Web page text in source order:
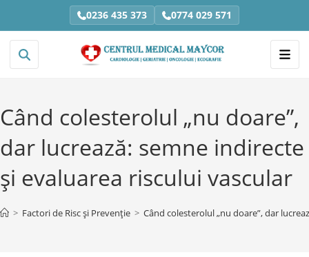
0236 435 373 0774 029 571
Când colesterolul „nu doare”,
dar lucrează: semne indirecte
și evaluarea riscului vascular
> Factori de Risc și Prevenție > Când colesterolul „nu doare”, dar